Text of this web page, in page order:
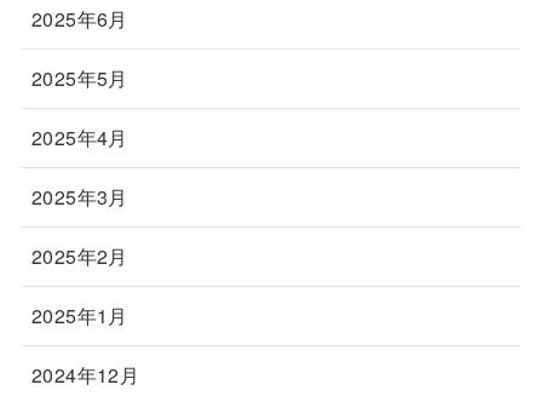
2025年6月
2025年5月
2025年4月
2025年3月
2025年2月
2025年1月
2024年12月